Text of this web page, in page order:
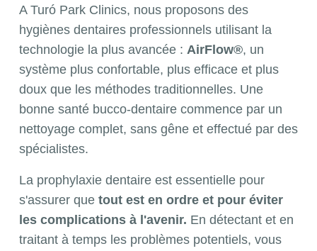
A Turó Park Clinics, nous proposons des
hygiènes dentaires professionnels utilisant la
technologie la plus avancée : AirFlow®, un
système plus confortable, plus efficace et plus
doux que les méthodes traditionnelles. Une
bonne santé bucco-dentaire commence par un
nettoyage complet, sans gêne et effectué par des
spécialistes.
La prophylaxie dentaire est essentielle pour
s'assurer que tout est en ordre et pour éviter
les complications à l'avenir. En détectant et en
traitant à temps les problèmes potentiels, vous